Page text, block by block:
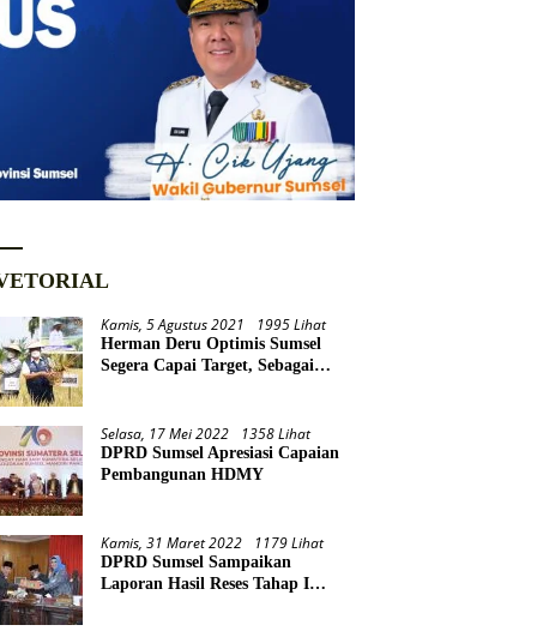
Kamis, 5 Agustus 2021 1995 Lihat
Herman Deru Optimis Sumsel
Segera Capai Target, Sebagai
Selasa, 17 Mei 2022 1358 Lihat
DPRD Sumsel Apresiasi Capaian
Pembangunan HDMY
Kamis, 31 Maret 2022 1179 Lihat
DPRD Sumsel Sampaikan
Laporan Hasil Reses Tahap I